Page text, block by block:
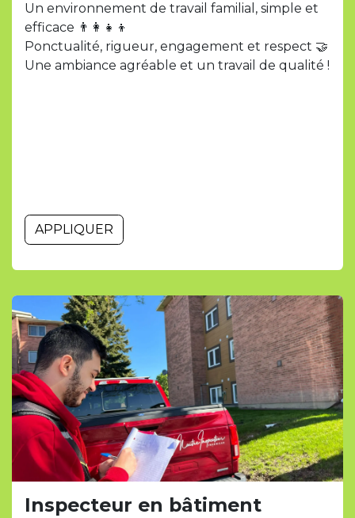
Un environnement de travail familial, simple et
efficace 👨‍👩‍👧‍👦
Ponctualité, rigueur, engagement et respect 🤝
Une ambiance agréable et un travail de qualité !
APPLIQUER
Inspecteur en bâtiment